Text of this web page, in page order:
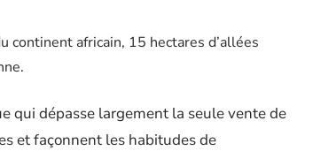
continent africain, 15 hectares d’allées
qui dépasse largement la seule vente de
et façonnent les habitudes de